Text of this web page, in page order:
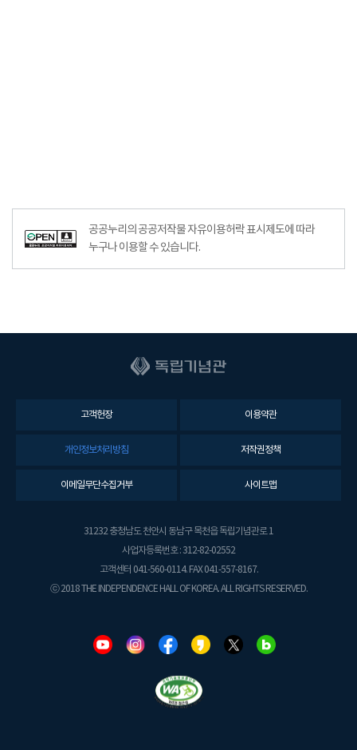
공공누리의 공공저작물 자유이용허락 표시제도에 따라
누구나 이용할 수 있습니다.
고객헌장 이용약관
개인정보처리방침 저작권정책
이메일무단수집거부 사이트맵
31232 충청남도 천안시 동남구 목천읍 독립기념관로 1
사업자등록번호 : 312-82-02552
고객센터 041-560-0114. FAX 041-557-8167.
ⓒ 2018 THE INDEPENDENCE HALL OF KOREA. ALL RIGHTS RESERVED.